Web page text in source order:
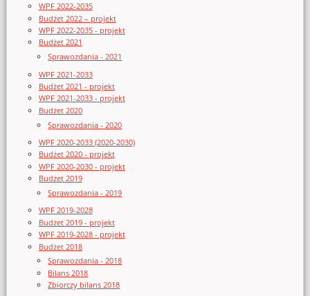
WPF 2022-2035
Budżet 2022 – projekt
WPF 2022-2035 - projekt
Budżet 2021
Sprawozdania - 2021
WPF 2021-2033
Budżet 2021 - projekt
WPF 2021-2033 - projekt
Budżet 2020
Sprawozdania - 2020
WPF 2020-2033 (2020-2030)
Budżet 2020 - projekt
WPF 2020-2030 - projekt
Budżet 2019
Sprawozdania - 2019
WPF 2019-2028
Budżet 2019 - projekt
WPF 2019-2028 - projekt
Budżet 2018
Sprawozdania - 2018
Bilans 2018
Zbiorczy bilans 2018